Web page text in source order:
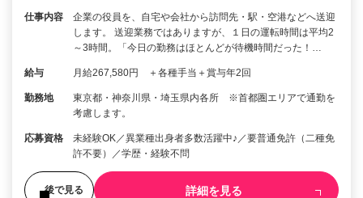
仕事内容
企業の役員を、自宅や会社から訪問先・駅・空港などへ送迎
します。 送迎業務ではありますが、１日の運転時間は平均2
～3時間。「今日の勤務はほとんどが待機時間だった！…
給与 月給267,580円 ＋各種手当＋賞与年2回
勤務地
東京都・神奈川県・埼玉県内各所 ※首都圏エリアで通勤を
考慮します。
応募資格
未経験OK／異業種出身者多数活躍中♪／要普通免許（二種免
許不要）／学歴・経験不問
後で見る 詳細を見る